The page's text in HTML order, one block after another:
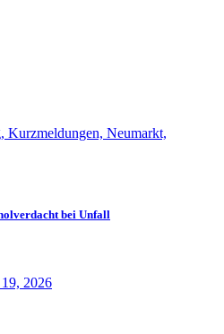
bei Unfall
2026